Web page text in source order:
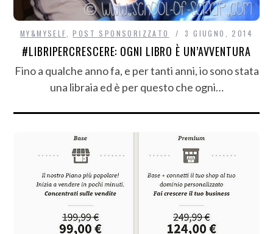
MY&MYSELF ,POST SPONSORIZZATO 3 GIUGNO, 2014
#LIBRIPERCRESCERE: OGNI LIBRO È UN’AVVENTURA
Fino a qualche anno fa, e per tanti anni, io sono stata
una libraia ed è per questo che ogni…